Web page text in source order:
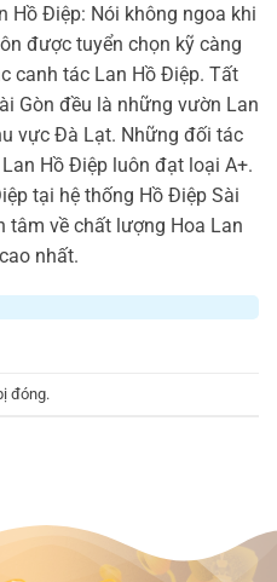
Hồ Điệp: Nói không ngoa khi
được tuyển chọn kỹ càng
canh tác Lan Hồ Điệp. Tất
Gòn đều là những vườn Lan
vực Đà Lạt. Những đối tác
Hồ Điệp luôn đạt loại A+.
tại hệ thống Hồ Điệp Sài
tâm về chất lượng Hoa Lan
nhất.
đóng.